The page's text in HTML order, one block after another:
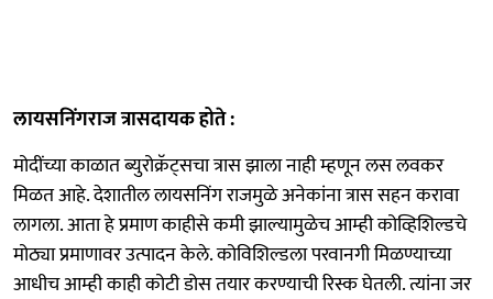
लायसनिंगराज त्रासदायक होते :
मोदींच्या काळात ब्युरोक्रॅट्सचा त्रास झाला नाही म्हणून लस लवकर
मिळत आहे. देशातील लायसनिंग राजमुळे अनेकांना त्रास सहन करावा
लागला. आता हे प्रमाण काहीसे कमी झाल्यामुळेच आम्ही कोव्हिशिल्डचे
मोठ्या प्रमाणावर उत्पादन केले. कोविशिल्डला परवानगी मिळण्याच्या
आधीच आम्ही काही कोटी डोस तयार करण्याची रिस्क घेतली. त्यांना जर